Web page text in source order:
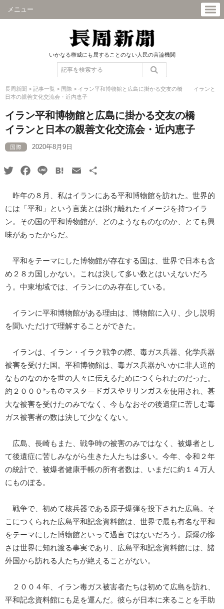
メニュー
いかなる権威にも屈することのない人民の言論機関
長周新聞 > 記事一覧 > 国際 > イラン平和博物館と広島に掛かる交友の橋 イランと
日本の親善文化交流会・近内恵子
イラン平和博物館と広島に掛かる交友の橋
イランと日本の親善文化交流会・近内恵子
国際 2020年8月9日
TwitterFacebook
Line HatenaEmail
昨年の８月、私はイランにある平和博物館を訪れた。世界的
には「平和」という言葉とは掛け離れたイメージを持つイラ
ン。その国の平和博物館が、どのようなものなのか、とても興
味があったからだ。
平和をテーマにした博物館が存在する国は、世界で日本も含
め２８カ国しかない。これは決して多い数とはいえないだろ
う。中東地域では、イランにのみ存在している。
イランに平和博物館がある理由は、博物館に入り、少し説明
を聞いただけで理解することができた。
イランは、イラン・イラク戦争の際、毒ガス兵器、化学兵器
被害を受けた国。平和博物館は、毒ガス兵器がいかに非人道的
なものなのかを世の人々に伝えるためにつくられたのだった。
約２０００㌧ものマスタードガスやサリンガスを使用され、甚
大な被害を受けたのみでなく、今もなおその後遺症に苦しむ毒
ガス被害者の数は決して少なくない。
広島、長崎もまた、戦争時の被害のみではなく、被爆者とし
て後遺症に苦しみながら生きた人たちは多い。今年、令和２年
の統計で、被爆者健康手帳の所有者数は、いまだに約１４万人
にものぼる。
戦争で、初めて核兵器である原子爆弾を投下された広島。そ
こにつくられた広島平和記念資料館は、世界で最も有名な平和
をテーマにした博物館といって過言ではないだろう。原爆の惨
さは世界に知れ渡る事実であり、広島平和記念資料館には、諸
外国から訪れる人たちが絶えることがない。
２００４年、イラン毒ガス被害者たちは初めて広島を訪れ、
平和記念資料館にも足を運んだ。彼らが日本に来ることを手助